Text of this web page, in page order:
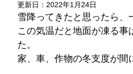
更新日： 2022年1月24日
雪降ってきたと思ったら、
この気温だと地面が凍る事
た。
家、車、作物の冬支度が間